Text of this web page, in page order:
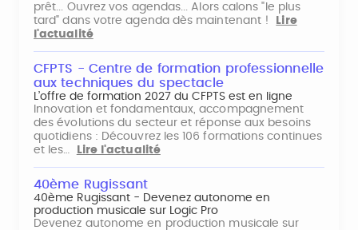
prêt... Ouvrez vos agendas... Alors calons "le plus
tard" dans votre agenda dès maintenant !
Lire
l'actualité
CFPTS - Centre de formation professionnelle
aux techniques du spectacle
L’offre de formation 2027 du CFPTS est en ligne
Innovation et fondamentaux, accompagnement
des évolutions du secteur et réponse aux besoins
quotidiens : Découvrez les 106 formations continues
et les…
Lire l'actualité
40ème Rugissant
40ème Rugissant - Devenez autonome en
production musicale sur Logic Pro
Devenez autonome en production musicale sur